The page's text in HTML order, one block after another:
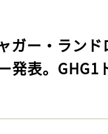
ガー・ラン
発表。GHG1